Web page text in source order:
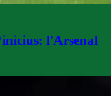
l'Arsenal